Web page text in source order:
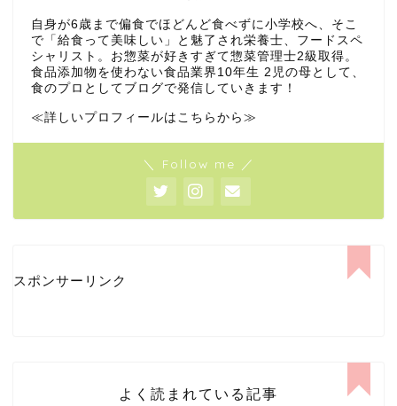
自身が6歳まで偏食でほどんど食べずに小学校へ、そこ
で「給食って美味しい」と魅了され栄養士、フードスペ
シャリスト。お惣菜が好きすぎて惣菜管理士2級取得。
食品添加物を使わない食品業界10年生 2児の母として、
食のプロとしてブログで発信していきます！
≪詳しいプロフィールはこちらから≫
＼ Follow me ／
スポンサーリンク
よく読まれている記事